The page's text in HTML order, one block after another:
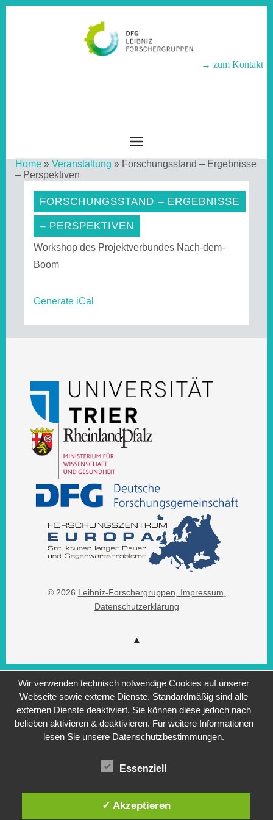
→ zum Kontakt
Home » Veranstaltung » Forschungsstand – Ergebnisse
– Perspektiven
FORSCHUNGSSTAND – ERGEBNISSE
– PERSPEKTIVEN
Workshop des Projektverbundes Nach-dem-
Boom
Generate iCal
© 2026 Leibniz-Forschergruppen , Impressum
Datenschutzerklärung
Wir verwenden technisch notwendige Cookies auf unserer
Webseite sowie externe Dienste. Standardmäßig sind alle
externen Dienste deaktiviert. Sie können diese jedoch nach
belieben aktivieren & deaktivieren. Für weitere Informationen
lesen Sie unsere Datenschutzbestimmungen.
Essenziell
✓ Akzeptieren